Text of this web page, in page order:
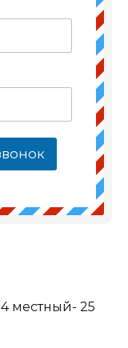
местный- 25